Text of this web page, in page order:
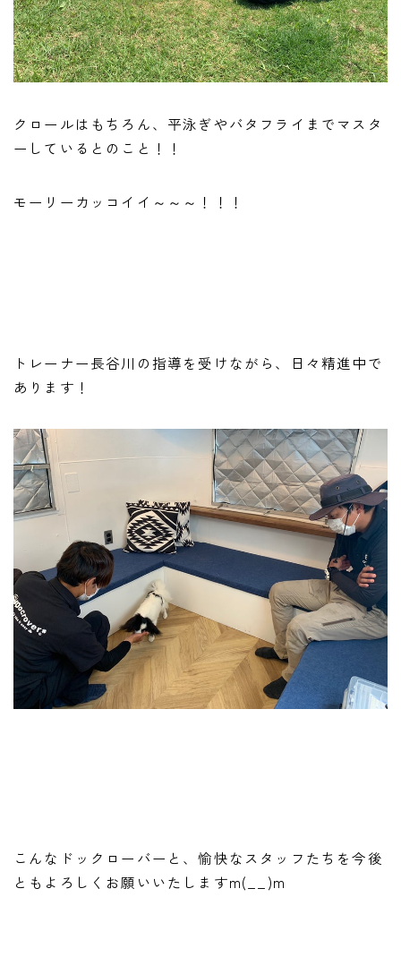
クロールはもちろん、平泳ぎやバタフライまでマスタ
ーしているとのこと！！
モーリーカッコイイ～～～！！！
トレーナー長谷川の指導を受けながら、日々精進中で
あります！
こんなドックローバーと、愉快なスタッフたちを今後
ともよろしくお願いいたしますm(__)m